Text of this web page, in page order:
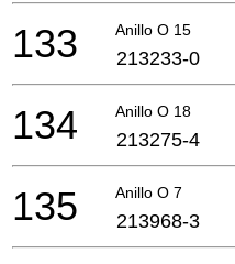
Anillo O 15
133 213233-0
Anillo O 18
134 213275-4
Anillo O 7
135 213968-3